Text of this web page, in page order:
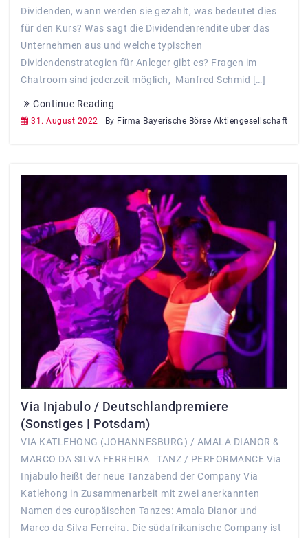
Dividenden, wann werden sie gezahlt, was bedeutet dies
für den Kurs? Was sagt die Dividendenrendite über das
Unternehmen aus und welche typischen
Dividendenstrategien für Anleger gibt es? Fragen im
Chatroom sind jederzeit möglich, Manfred Schmid […]
Continue Reading
31. August 2022 By Firma Bayerische Börse Aktiengesellschaft
Via Injabulo / Deutschlandpremiere
(Sonstiges | Potsdam)
VIA KATLEHONG (JOHANNESBURG) / AMALA DIANOR &
MARCO DA SILVA FERREIRA TANZ / PERFORMANCE Via
Injabulo heißt der neue Tanzabend der Company Via
Katlehong in Zusammenarbeit mit zwei anerkannten
Namen des europäischen Tanzes: Amala Dianor und
Marco da Silva Ferreira. Die südafrikanische Company ist